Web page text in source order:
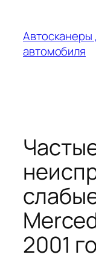
содержимому
Автосканеры
автомобиля
2001